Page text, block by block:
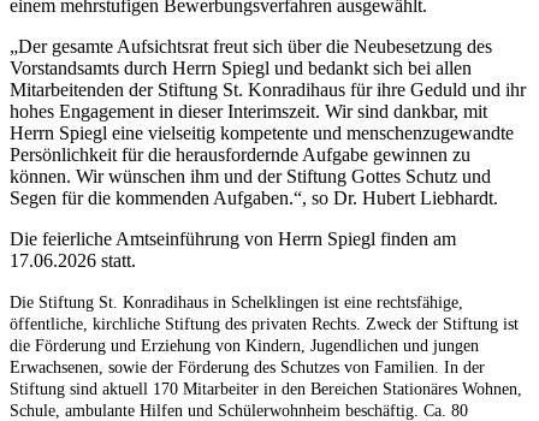
einem mehrstufigen Bewerbungsverfahren ausgewählt.
„Der gesamte Aufsichtsrat freut sich über die Neubesetzung des
Vorstandsamts durch Herrn Spiegl und bedankt sich bei allen
Mitarbeitenden der Stiftung St. Konradihaus für ihre Geduld und ihr
hohes Engagement in dieser Interimszeit. Wir sind dankbar, mit
Herrn Spiegl eine vielseitig kompetente und menschenzugewandte
Persönlichkeit für die herausfordernde Aufgabe gewinnen zu
können. Wir wünschen ihm und der Stiftung Gottes Schutz und
Segen für die kommenden Aufgaben.“, so Dr. Hubert Liebhardt.
Die feierliche Amtseinführung von Herrn Spiegl finden am
17.06.2026 statt.
Die Stiftung St. Konradihaus in Schelklingen ist eine rechtsfähige,
öffentliche, kirchliche Stiftung des privaten Rechts. Zweck der Stiftung ist
die Förderung und Erziehung von Kindern, Jugendlichen und jungen
Erwachsenen, sowie der Förderung des Schutzes von Familien. In der
Stiftung sind aktuell 170 Mitarbeiter in den Bereichen Stationäres Wohnen,
Schule, ambulante Hilfen und Schülerwohnheim beschäftig. Ca. 80